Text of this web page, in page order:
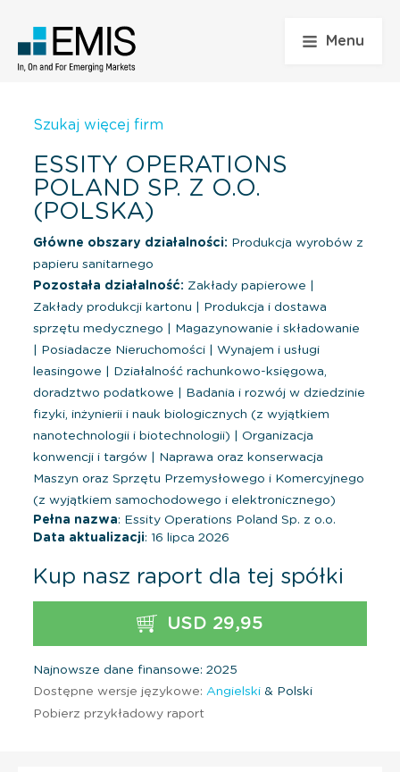
Menu
Szukaj więcej firm
ESSITY OPERATIONS
POLAND SP. Z O.O.
(POLSKA)
Główne obszary działalności: Produkcja wyrobów z
papieru sanitarnego
Pozostała działalność: Zakłady papierowe
Zakłady produkcji kartonu
Produkcja i dostawa
sprzętu medycznego
Magazynowanie i składowanie
Posiadacze Nieruchomości
Wynajem i usługi
leasingowe
Działalność rachunkowo-księgowa,
doradztwo podatkowe
Badania i rozwój w dziedzinie
fizyki, inżynierii i nauk biologicznych (z wyjątkiem
nanotechnologii i biotechnologii)
Organizacja
konwencji i targów
Naprawa oraz konserwacja
Maszyn oraz Sprzętu Przemysłowego i Komercyjnego
(z wyjątkiem samochodowego i elektronicznego)
Pełna nazwa: Essity Operations Poland Sp. z o.o.
Data aktualizacji: 16 lipca 2026
Kup nasz raport dla tej spółki
USD 29,95
Najnowsze dane finansowe: 2025
Dostępne wersje językowe: Angielski & Polski
Pobierz przykładowy raport